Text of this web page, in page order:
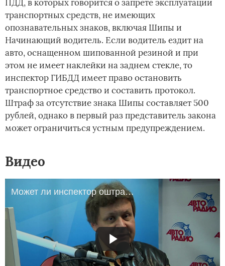
ПДД, в которых говорится о запрете эксплуатации
транспортных средств, не имеющих
опознавательных знаков, включая Шипы и
Начинающий водитель. Если водитель ездит на
авто, оснащенном шипованной резиной и при
этом не имеет наклейки на заднем стекле, то
инспектор ГИБДД имеет право остановить
транспортное средство и составить протокол.
Штраф за отсутствие знака Шипы составляет 500
рублей, однако в первый раз представитель закона
может ограничиться устным предупреждением.
Видео
Может ли инспектор оштрафовать за отсутствие знака "Шипованная резина"?